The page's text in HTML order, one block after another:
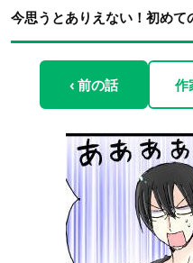
今思うとありえない！初めて
‹ 前の話 作